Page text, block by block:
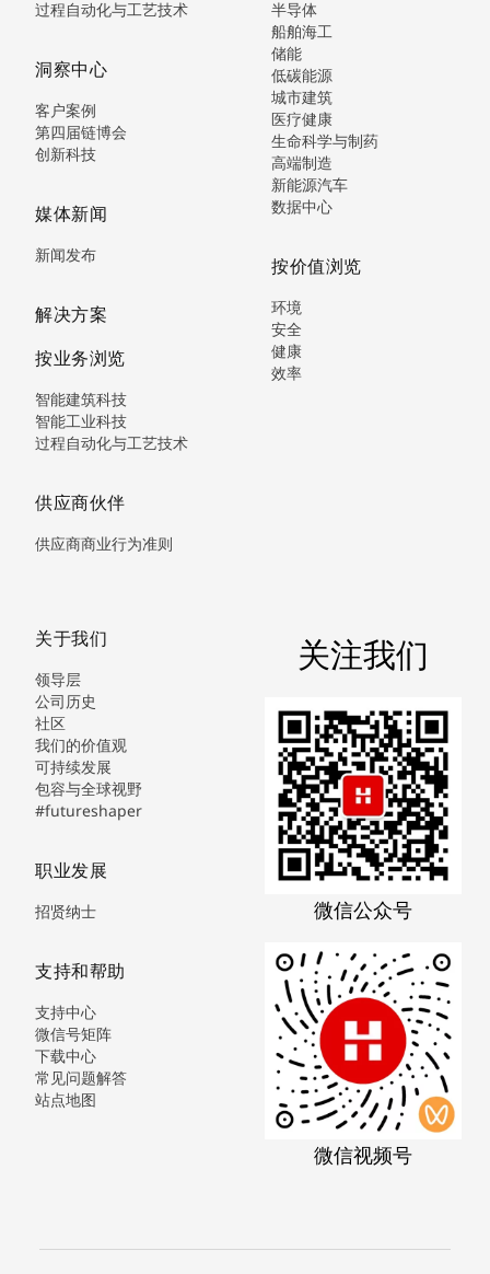
过程自动化与工艺技术
洞察中心
客户案例
第四届链博会
创新科技
媒体新闻
新闻发布
解决方案
按业务浏览
智能建筑科技
智能工业科技
过程自动化与工艺技术
供应商伙伴
供应商商业行为准则
半导体
船舶海工
储能
低碳能源
城市建筑
医疗健康
生命科学与制药
高端制造
新能源汽车
数据中心
按价值浏览
环境
安全
健康
效率
关于我们
领导层
公司历史
社区
我们的价值观
可持续发展
包容与全球视野
#futureshaper
职业发展
招贤纳士
支持和帮助
支持中心
微信号矩阵
下载中心
常见问题解答
站点地图
关注我们
微信公众号
微信视频号